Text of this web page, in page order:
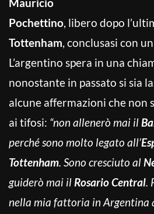
Pochettino, libero dopo
Tottenham, conclusasi con
L’argentino spera in una
nonostante in passato si sia
alcune affermazioni che non
ai tifosi: “non allenerò mai il
perché sono molto legato all’
Tottenham. Sono cresciuto al
guiderò mai il Rosario Central.
nella mia fattoria in Argentina